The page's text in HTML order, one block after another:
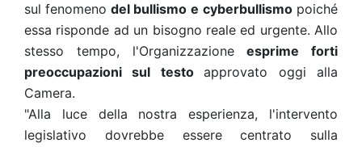
sul fenomeno del bullismo e cyberbullismopoiché
essa risponde ad un bisogno reale ed urgente. Allo
stesso tempo, l'Organizzazioneesprime forti
preoccupazioni sul testoapprovato oggi alla
Camera.
"Alla luce della nostra esperienza, l'intervento
legislativo dovrebbe essere centrato sulla